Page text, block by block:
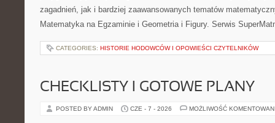
zagadnień, jak i bardziej zaawansowanych tematów
Matematyka na Egzaminie i Geometria i Figury. Serwis
CATEGORIES: HISTORIE HODOWCÓW I OPOWIEŚCI CZYTELNIKÓW
CHECKLISTY I GOTOWE PLANY
POSTED BY ADMIN CZE - 7 - 2026 MOŻLIWOŚĆ